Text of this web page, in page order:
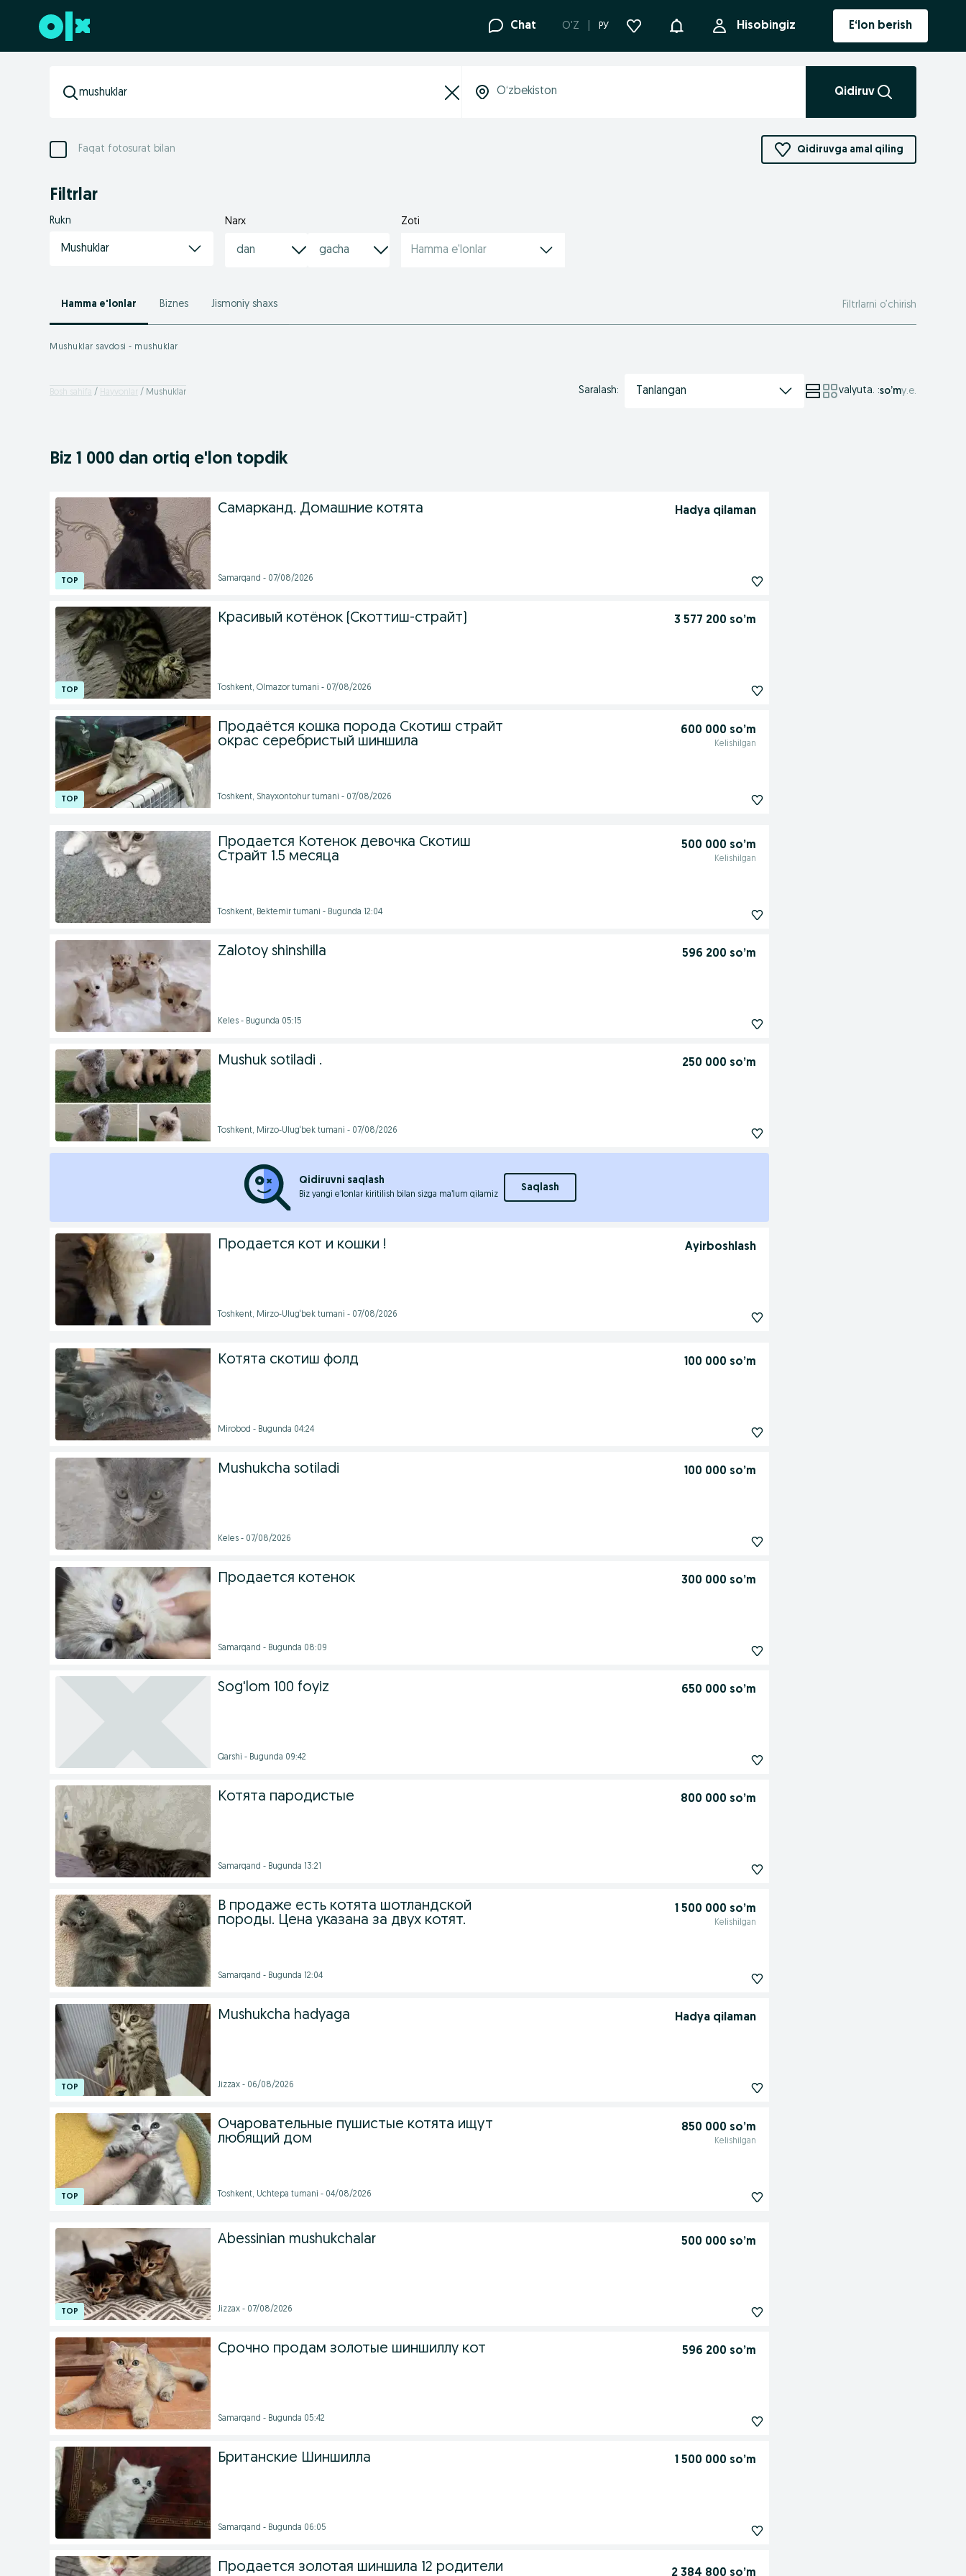
Futerga oʻtish Chat O'Z РУ Bildirishnoma Hisobingiz E‘lon berish
Qidiruv
Faqat fotosurat bilan Qidiruvga amal qiling
Filtrlar
Rukn
Mushuklar
Narx Zoti
Hamma e'lonlar
Hamma e'lonlar Biznes Jismoniy shaxs Filtrlarni o’chirish
Mushuklar savdosi - mushuklar
Bosh sahifa Hayvonlar Mushuklar Saralash: Tanlangan valyuta. :so’mу.е.
Biz 1 000 dan ortiq e'lon topdik
Самарканд. Домашние котята Hadya qilaman
Samarqand - 07/08/2026
Красивый котёнок (Скоттиш-страйт) 3 577 200 so’m
Toshkent, Olmazor tumani - 07/08/2026
Продаётся кошка порода Скотиш страйт
окрас серебристый шиншила
600 000 so’m
Kelishilgan
Toshkent, Shayxontohur tumani - 07/08/2026
Продается Котенок девочка Скотиш
Страйт 1.5 месяца
500 000 so’m
Kelishilgan
Toshkent, Bektemir tumani - Bugunda 12:04
Zalotoy shinshilla 596 200 so’m
Keles - Bugunda 05:15
Mushuk sotiladi . 250 000 so’m
Toshkent, Mirzo-Ulug‘bek tumani - 07/08/2026
Qidiruvni saqlash
Biz yangi e’lonlar kiritilish bilan sizga ma’lum qilamiz
Saqlash
Продается кот и кошки ! Ayirboshlash
Toshkent, Mirzo-Ulug‘bek tumani - 07/08/2026
Котята скотиш фолд 100 000 so’m
Mirobod - Bugunda 04:24
Mushukcha sotiladi 100 000 so’m
Keles - 07/08/2026
Продается котенок 300 000 so’m
Samarqand - Bugunda 08:09
Sog'lom 100 foyiz 650 000 so’m
Qarshi - Bugunda 09:42
Котята пародистые 800 000 so’m
Samarqand - Bugunda 13:21
В продаже есть котята шотландской
породы. Цена указана за двух котят.
1 500 000 so’m
Kelishilgan
Samarqand - Bugunda 12:04
Mushukcha hadyaga Hadya qilaman
Jizzax - 06/08/2026
Очаровательные пушистые котята ищут
любящий дом
850 000 so’m
Kelishilgan
Toshkent, Uchtepa tumani - 04/08/2026
Abessinian mushukchalar 500 000 so’m
Jizzax - 07/08/2026
Срочно продам золотые шиншиллу кот 596 200 so’m
Samarqand - Bugunda 05:42
Британские Шиншилла 1 500 000 so’m
Samarqand - Bugunda 06:05
Продается золотая шиншила 12 родители
2 384 800 so’m